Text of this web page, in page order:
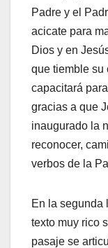
Padre y el
acicate para
Dios y en
que tiemble su
capacitará
gracias a que
inaugurado la
reconocer,
verbos de la
En la segunda
texto muy rico
pasaje se